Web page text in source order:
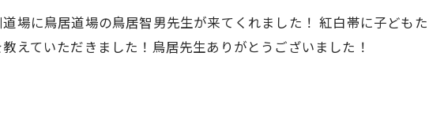
場に鳥居道場の鳥居智男先生が来てくれました！ 紅白帯に子ども
えていただきました！鳥居先生ありがとうございました！